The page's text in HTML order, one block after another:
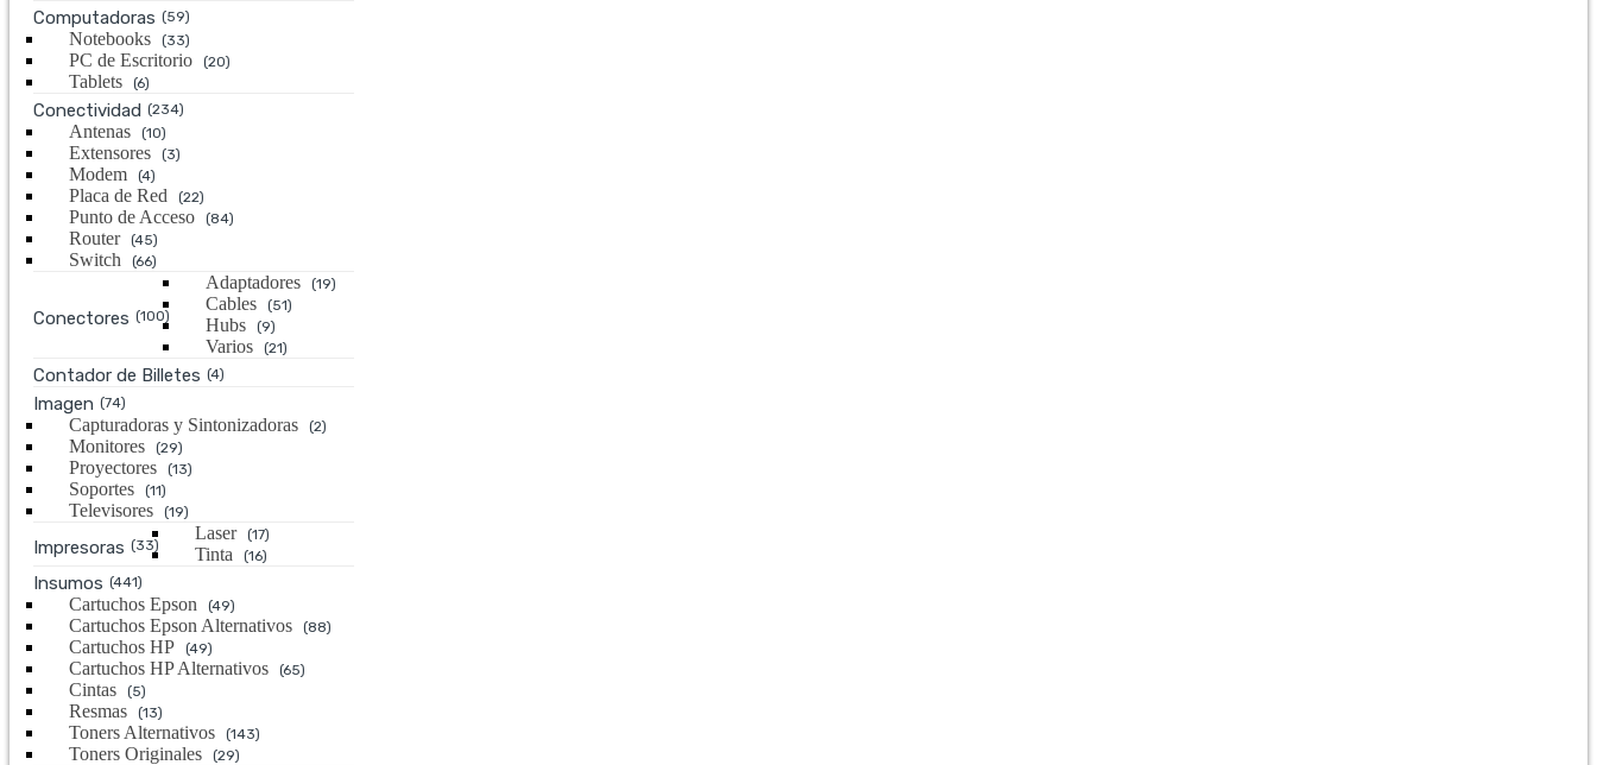
Computadoras (59)
Notebooks (33)
PC de Escritorio (20)
Tablets (6)
Conectividad (234)
Antenas (10)
Extensores (3)
Modem (4)
Placa de Red (22)
Punto de Acceso (84)
Router (45)
Switch (66)
Conectores (100)
Adaptadores (19)
Cables (51)
Hubs (9)
Varios (21)
Contador de Billetes (4)
Imagen (74)
Capturadoras y Sintonizadoras (2)
Monitores (29)
Proyectores (13)
Soportes (11)
Televisores (19)
Impresoras (33)
Laser (17)
Tinta (16)
Insumos (441)
Cartuchos Epson (49)
Cartuchos Epson Alternativos (88)
Cartuchos HP (49)
Cartuchos HP Alternativos (65)
Cintas (5)
Resmas (13)
Toners Alternativos (143)
Toners Originales (29)